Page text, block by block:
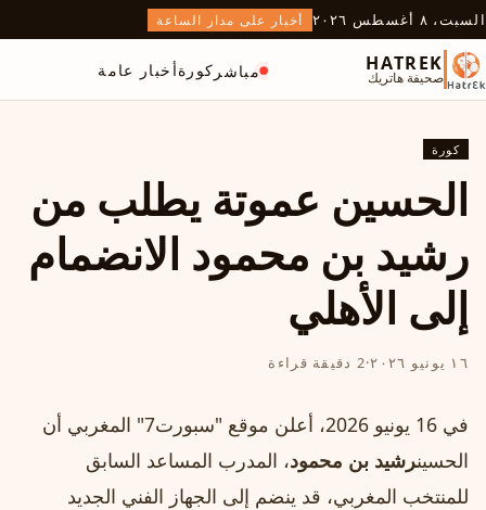
السبت، ٨ أغسطس ٢٠٢٦ أخبار على مدار الساعة
HATREK
صحيفة هاتريك مباشر كورةأخبار عامة
كورة
الحسين عموتة يطلب من
رشيد بن محمود الانضمام
إلى الأهلي
١٦ يونيو ٢٠٢٦ ·2 دقيقة قراءة
في 16 يونيو 2026، أعلن موقع "سبورت7" المغربي أن
الحسينرشيد بن محمود، المدرب المساعد السابق
للمنتخب المغربي، قد ينضم إلى الجهاز الفني الجديد